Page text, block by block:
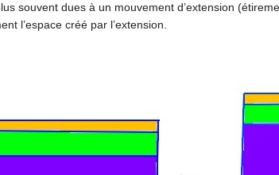
souvent dues à un mouvement d’extension
l’espace créé par l’extension.